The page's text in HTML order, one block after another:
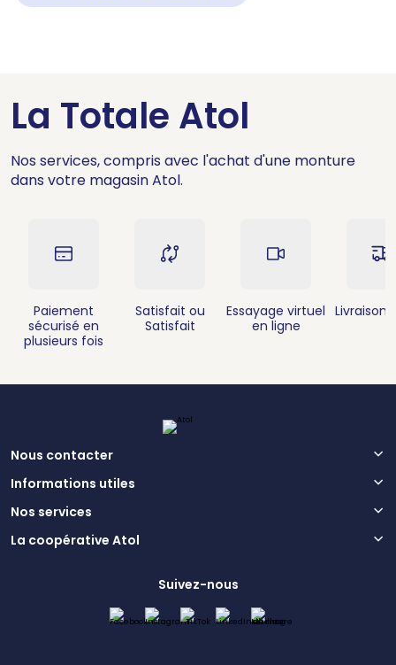
La Totale Atol
Nos services, compris avec l'achat d'une monture
dans votre magasin Atol.
Paiement
sécurisé en
plusieurs fois
Satisfait ou
Satisfait
Essayage virtuel
en ligne
Livraison
Nous contacter
Informations utiles
Nos services
La coopérative Atol
Suivez-nous